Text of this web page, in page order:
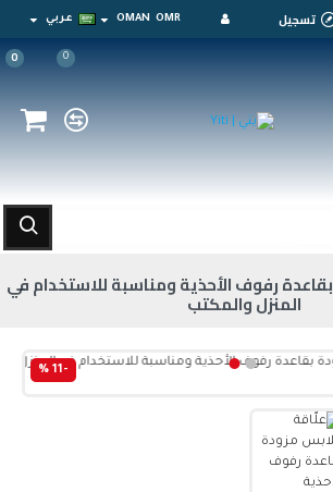
تسجيل OMR
OMAN عربي
0
0
رفوف الأحذية ومناسبة للاستخدام في
المنزل والمكتب
-11 %